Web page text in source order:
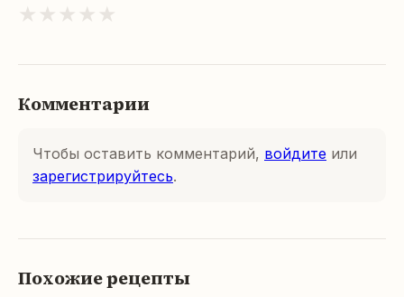
★ ★ ★ ★ ★
Комментарии
Чтобы оставить комментарий, войдите или
зарегистрируйтесь.
Похожие рецепты